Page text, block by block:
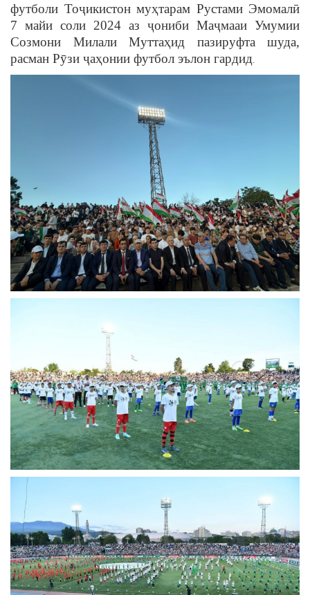
футболи Тоҷикистон муҳтарам Рустами Эмомалӣ
7 майи соли 2024 аз ҷониби Маҷмааи Умумии
Созмони Милали Муттаҳид пазируфта шуда,
расман Рӯзи ҷаҳонии футбол эълон гардид